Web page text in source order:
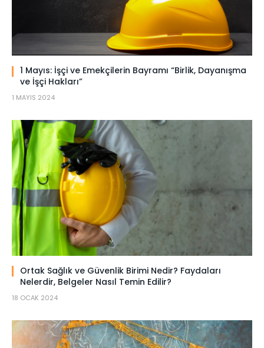
1 Mayıs: İşçi ve Emekçilerin Bayramı “Birlik, Dayanışma
ve İşçi Hakları”
1 MAYIS 2024
Ortak Sağlık ve Güvenlik Birimi Nedir? Faydaları
Nelerdir, Belgeler Nasıl Temin Edilir?
18 OCAK 2024